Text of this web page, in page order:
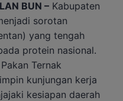
BUN – Kabupaten
sorotan
yang tengah
protein nasional.
Ternak
kunjungan kerja
kesiapan daerah